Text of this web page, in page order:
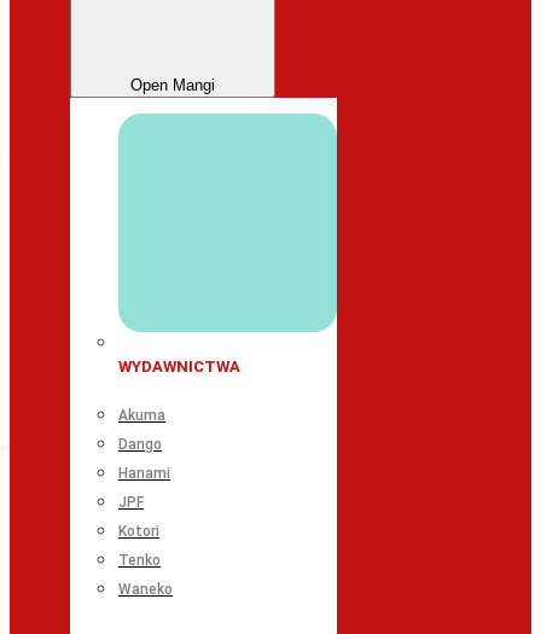
Open Mangi
WYDAWNICTWA
Akuma
Dango
Hanami
JPF
Kotori
Tenko
Waneko